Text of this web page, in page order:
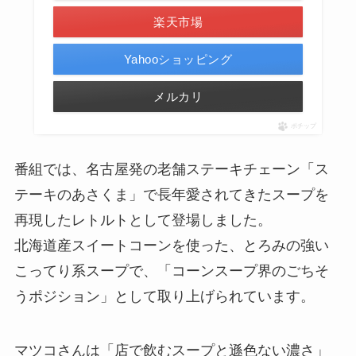
楽天市場
Yahooショッピング
メルカリ
ポチップ
番組では、名古屋発の老舗ステーキチェーン「ス
テーキのあさくま」で長年愛されてきたスープを
再現したレトルトとして登場しました。
北海道産スイートコーンを使った、とろみの強い
こってり系スープで、「コーンスープ界のごちそ
うポジション」として取り上げられています。
マツコさんは「店で飲むスープと遜色ない濃さ」